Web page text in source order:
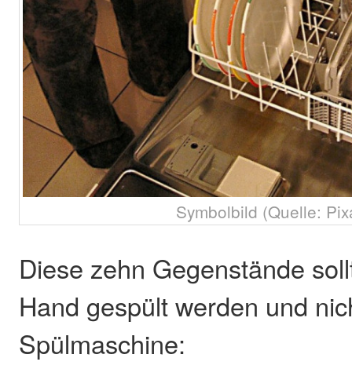
Symbolbild (Quelle:
Diese zehn Gegenstände
Hand gespült werden und
Spülmaschine: